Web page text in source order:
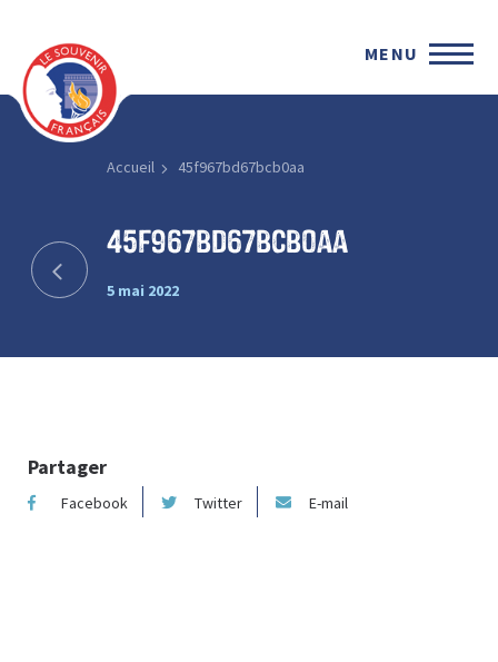
MENU
Accueil 45f967bd67bcb0aa
45f967bd67bcb0aa
5 mai 2022
Partager
Facebook Twitter E-mail